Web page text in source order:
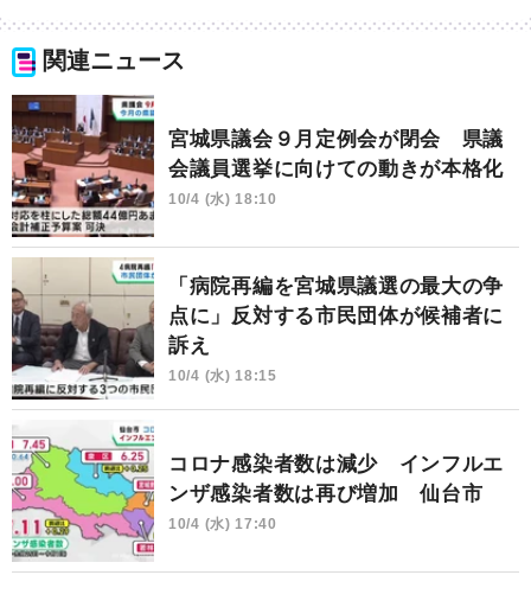
関連ニュース
宮城県議会９月定例会が閉会 県議
会議員選挙に向けての動きが本格化
10/4 (水) 18:10
「病院再編を宮城県議選の最大の争
点に」反対する市民団体が候補者に
訴え
10/4 (水) 18:15
コロナ感染者数は減少 インフルエ
ンザ感染者数は再び増加 仙台市
10/4 (水) 17:40